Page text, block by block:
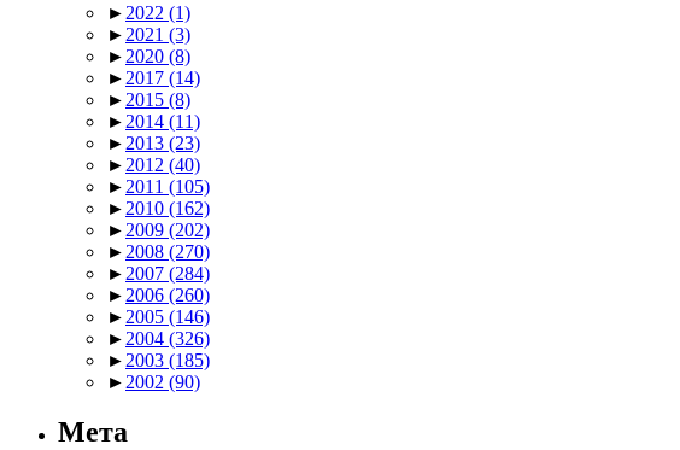
► 2022 (1)
► 2021 (3)
► 2020 (8)
► 2017 (14)
► 2015 (8)
► 2014 (11)
► 2013 (23)
► 2012 (40)
► 2011 (105)
► 2010 (162)
► 2009 (202)
► 2008 (270)
► 2007 (284)
► 2006 (260)
► 2005 (146)
► 2004 (326)
► 2003 (185)
► 2002 (90)
Мета